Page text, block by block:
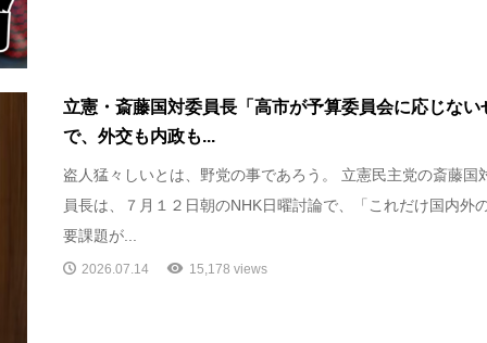
立憲・斎藤国対委員長「高市が予算委員会に応じない
で、外交も内政も...
盗人猛々しいとは、野党の事であろう。 立憲民主党の斎藤国
員長は、７月１２日朝のNHK日曜討論で、「これだけ国内外
要課題が...
2026.07.14 15,178 views